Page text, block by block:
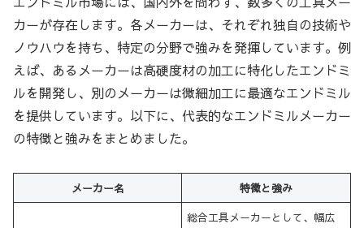
カーが存在します。各メーカーは、それぞれ独自の技術や
ノウハウを持ち、特定の分野で強みを発揮しています。例
えば、あるメーカーは高硬度材の加工に特化したエンドミ
ルを開発し、別のメーカーは微細加工に最適なエンドミル
を提供しています。以下に、代表的なエンドミルメーカー
の特徴と強みをまとめました。
メーカー名 特徴と強み
総合工具メーカーとして、幅広